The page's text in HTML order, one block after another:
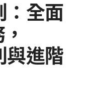
：全面
與進階